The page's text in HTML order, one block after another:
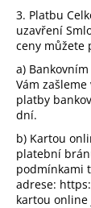
3. Platbu
uzavření
ceny můžete
a)
Vám
platby
dní.
b) Kartou
platební
podmínkami
adrese:
kartou online